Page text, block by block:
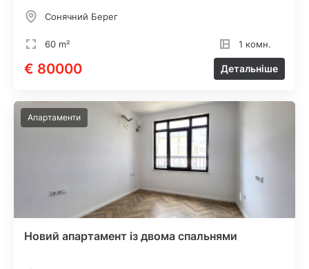
Сонячний Берег
60 m² 1 комн.
€ 80000 Детальніше
Апартаменти
Новий апартамент із двома спальнями